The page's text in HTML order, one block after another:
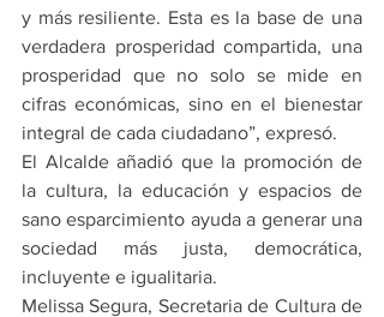
y más resiliente. Esta es la base de una
verdadera prosperidad compartida, una
prosperidad que no solo se mide en
cifras económicas, sino en el bienestar
integral de cada ciudadano”, expresó.
El Alcalde añadió que la promoción de
la cultura, la educación y espacios de
sano esparcimiento ayuda a generar una
sociedad más justa, democrática,
incluyente e igualitaria.
Melissa Segura, Secretaria de Cultura de